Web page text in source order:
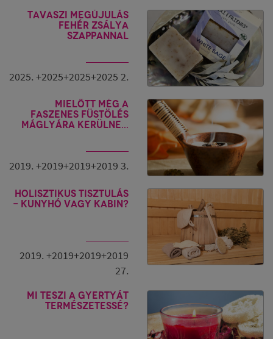
Tavaszi megújulás
fehér zsálya
szappannal
2025. +2025+2025+2025 2.
Mielőtt még a
faszenes füstölés
máglyára kerülne...
2019. +2019+2019+2019 3.
Holisztikus tisztulás
- Kunyhó vagy kabin?
2019. +2019+2019+2019
27.
Mi teszi a gyertyát
természetessé?